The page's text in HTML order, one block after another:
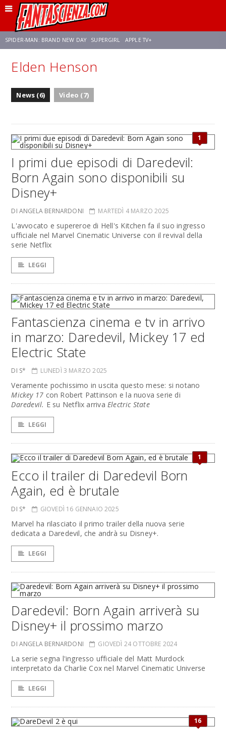
SPIDER-MAN: BRAND NEW DAY SUPERGIRL APPLE TV+
FRANCO RICCIARDIELLO ZENDAYA
Elden Henson
News (6) Video (7)
1
I primi due episodi di Daredevil:
Born Again sono disponibili su
Disney+
DI ANGELA BERNARDONI MARTEDÌ 4 MARZO 2025
L'avvocato e supereroe di Hell's Kitchen fa il suo ingresso
ufficiale nel Marvel Cinematic Universe con il revival della
serie Netflix
LEGGI
Fantascienza cinema e tv in arrivo
in marzo: Daredevil, Mickey 17 ed
Electric State
DI S* LUNEDÌ 3 MARZO 2025
Veramente pochissimo in uscita questo mese: si notano
Mickey 17 con Robert Pattinson e la nuova serie di
Daredevil. E su Netflix arriva Electric State
LEGGI
1
Ecco il trailer di Daredevil Born
Again, ed è brutale
DI S* GIOVEDÌ 16 GENNAIO 2025
Marvel ha rilasciato il primo trailer della nuova serie
dedicata a Daredevil, che andrà su Disney+.
LEGGI
Daredevil: Born Again arriverà su
Disney+ il prossimo marzo
DI ANGELA BERNARDONI GIOVEDÌ 24 OTTOBRE 2024
La serie segna l'ingresso ufficiale del Matt Murdock
interpretato da Charlie Cox nel Marvel Cinematic Universe
LEGGI
16